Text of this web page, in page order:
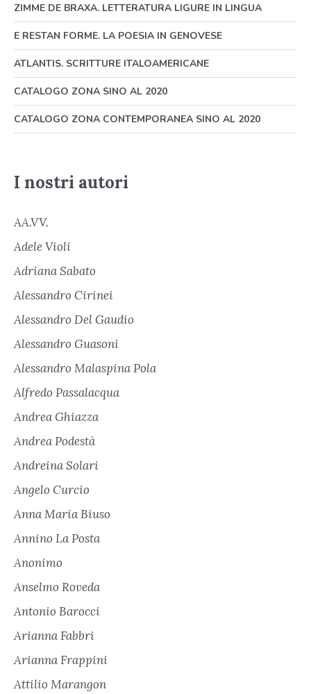
ZIMME DE BRAXA. LETTERATURA LIGURE IN LINGUA
E RESTAN FORME. LA POESIA IN GENOVESE
ATLANTIS. SCRITTURE ITALOAMERICANE
CATALOGO ZONA SINO AL 2020
CATALOGO ZONA CONTEMPORANEA SINO AL 2020
I nostri autori
AA.VV.
Adele Violi
Adriana Sabato
Alessandro Cirinei
Alessandro Del Gaudio
Alessandro Guasoni
Alessandro Malaspina Pola
Alfredo Passalacqua
Andrea Ghiazza
Andrea Podestà
Andreina Solari
Angelo Curcio
Anna Maria Biuso
Annino La Posta
Anonimo
Anselmo Roveda
Antonio Barocci
Arianna Fabbri
Arianna Frappini
Attilio Marangon